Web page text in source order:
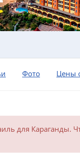
Фото Цены
для Караганды.